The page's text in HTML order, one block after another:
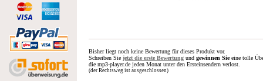
Bisher liegt noch keine Bewertung für dieses Produkt vor.
Schreiben Sie jetzt die erste Bewertung und gewinnen Sieeine tolle
die mp3-player.de jeden Monat unter den Ersteinsendern verlost.
(der Rechtsweg ist ausgeschlossen)